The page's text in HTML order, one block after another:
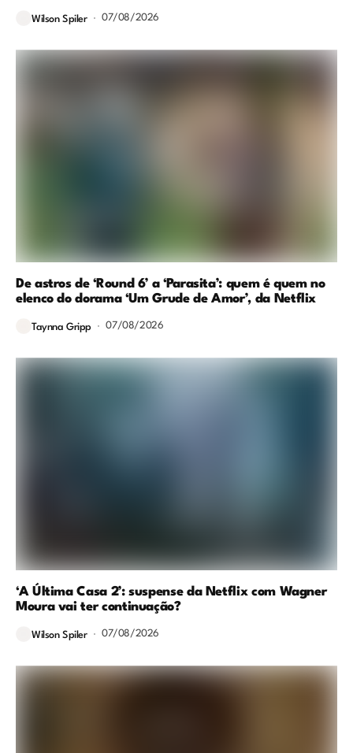
Wilson Spiler 07/08/2026
De astros de ‘Round 6’ a ‘Parasita’: quem é quem no
elenco do dorama ‘Um Grude de Amor’, da Netflix
Taynna Gripp 07/08/2026
‘A Última Casa 2’: suspense da Netflix com Wagner
Moura vai ter continuação?
Wilson Spiler 07/08/2026